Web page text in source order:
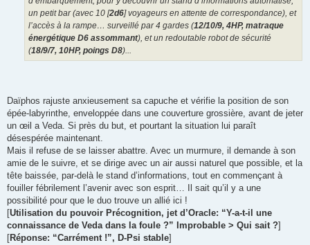
un petit bar (avec 10 [2d6] voyageurs en attente de correspondance), et
l’accès à la rampe… surveillé par 4 gardes (12/10/9, 4HP, matraque
énergétique D6 assommant), et un redoutable robot de sécurité
(18/9/7, 10HP, poings D8)...
Daïphos rajuste anxieusement sa capuche et vérifie la position de son
épée-labyrinthe, enveloppée dans une couverture grossière, avant de jeter
un œil a Veda. Si près du but, et pourtant la situation lui paraît
désespérée maintenant.
Mais il refuse de se laisser abattre. Avec un murmure, il demande à son
amie de le suivre, et se dirige avec un air aussi naturel que possible, et la
tête baissée, par-delà le stand d’informations, tout en commençant à
fouiller fébrilement l’avenir avec son esprit… Il sait qu’il y a une
possibilité pour que le duo trouve un allié ici !
[Utilisation du pouvoir Précognition, jet d’Oracle: “Y-a-t-il une
connaissance de Veda dans la foule ?” Improbable > Qui sait ?]
[Réponse: “Carrément !”, D-Psi stable]